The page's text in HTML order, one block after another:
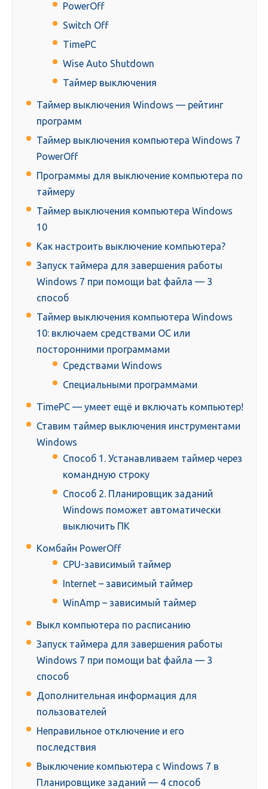
PowerOff
Switch Off
TimePC
Wise Auto Shutdown
Таймер выключения
Таймер выключения Windows — рейтинг
программ
Таймер выключения компьютера Windows 7
PowerOff
Программы для выключение компьютера по
таймеру
Таймер выключения компьютера Windows
10
Как настроить выключение компьютера?
Запуск таймера для завершения работы
Windows 7 при помощи bat файла — 3
способ
Таймер выключения компьютера Windows
10: включаем средствами ОС или
посторонними программами
Средствами Windows
Специальными программами
TimePC — умеет ещё и включать компьютер!
Ставим таймер выключения инструментами
Windows
Способ 1. Устанавливаем таймер через
командную строку
Способ 2. Планировщик заданий
Windows поможет автоматически
выключить ПК
Комбайн PowerOff
CPU-зависимый таймер
Internet – зависимый таймер
WinAmp – зависимый таймер
Выкл компьютера по расписанию
Запуск таймера для завершения работы
Windows 7 при помощи bat файла — 3
способ
Дополнительная информация для
пользователей
Неправильное отключение и его
последствия
Выключение компьютера с Windows 7 в
Планировщике заданий — 4 способ